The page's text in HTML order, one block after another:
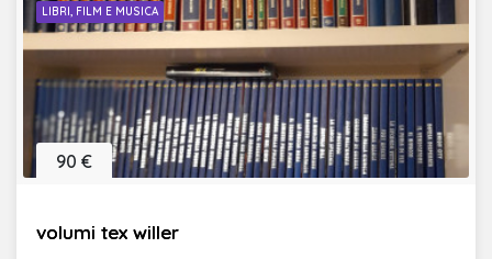
LIBRI, FILM E MUSICA
volumi tex willer
90 €